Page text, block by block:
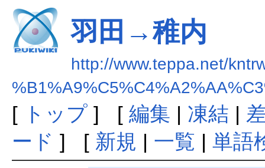
羽田→稚内
http://www.teppa.net/
[ トップ] [ 編集 | 凍結 |
ード ] [ 新規 | 一覧 | 単語